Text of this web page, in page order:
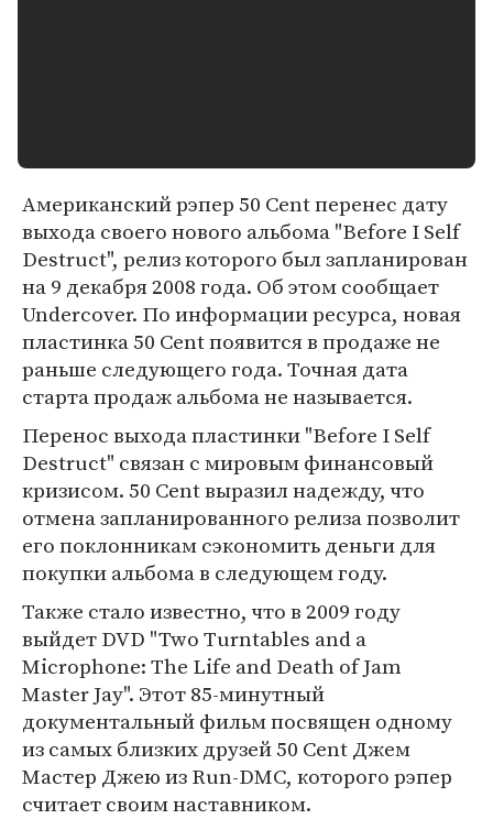
Американский рэпер 50 Cent перенес дату
выхода своего нового альбома "Before I Self
Destruct", релиз которого был запланирован
на 9 декабря 2008 года. Об этом сообщает
Undercover. По информации ресурса, новая
пластинка 50 Сent появится в продаже не
раньше следующего года. Точная дата
старта продаж альбома не называется.
Перенос выхода пластинки "Before I Self
Destruct" связан с мировым финансовый
кризисом. 50 Cent выразил надежду, что
отмена запланированного релиза позволит
его поклонникам сэкономить деньги для
покупки альбома в следующем году.
Также стало известно, что в 2009 году
выйдет DVD "Two Turntables and a
Microphone: The Life and Death of Jam
Master Jay". Этот 85-минутный
документальный фильм посвящен одному
из самых близких друзей 50 Cent Джем
Мастер Джею из Run-DMC, которого рэпер
считает своим наставником.